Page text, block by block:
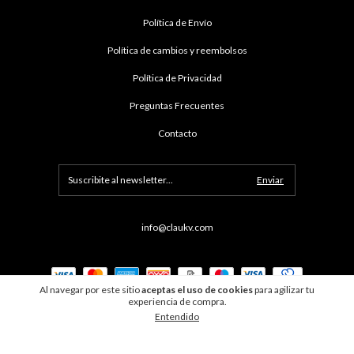
Al navegar por este sitioaceptas el uso de cookiespara agilizar tu
experiencia de compra.
Entendido
Política de Envío
Política de cambios y reembolsos
Política de Privacidad
Preguntas Frecuentes
Contacto
info@claukv.com